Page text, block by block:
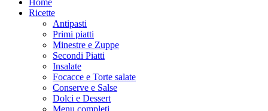
Home
Ricette
Antipasti
Primi piatti
Minestre e Zuppe
Secondi Piatti
Insalate
Focacce e Torte salate
Conserve e Salse
Dolci e Dessert